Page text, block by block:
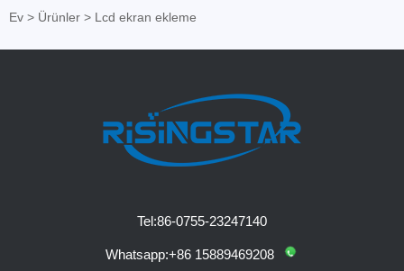
Ev > Ürünler > Lcd ekran ekleme
Tel:86-0755-23247140
Whatsapp:+86 15889469208